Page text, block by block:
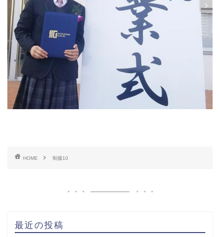
HOME 制服10
最近の投稿